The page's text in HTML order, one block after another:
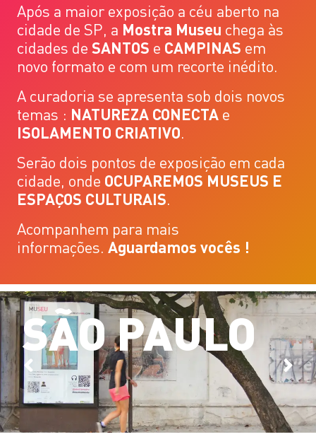
Após a maior exposição a céu aberto na
cidade de SP, a Mostra Museu chega às
cidades de SANTOS e CAMPINAS em
novo formato e com um recorte inédito.
A curadoria se apresenta sob dois novos
temas : NATUREZA CONECTA e
ISOLAMENTO CRIATIVO.
Serão dois pontos de exposição em cada
cidade, onde OCUPAREMOS MUSEUS E
ESPAÇOS CULTURAIS.
Acompanhem para mais
informações. Aguardamos vocês !
SÃO PAULO